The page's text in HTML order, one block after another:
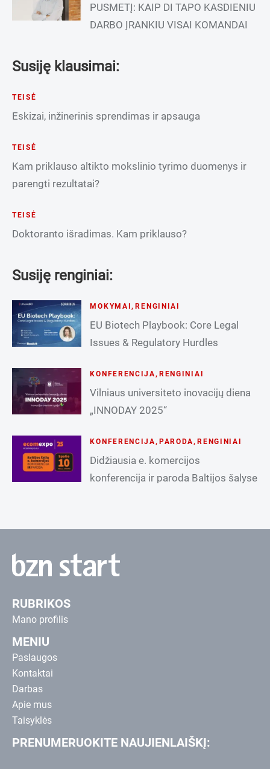
PUSMETĮ: KAIP DI TAPO KASDIENIU
DARBO ĮRANKIU VISAI KOMANDAI
Susiję klausimai:
TEISĖ
Eskizai, inžinerinis sprendimas ir apsauga
TEISĖ
Kam priklauso altikto mokslinio tyrimo duomenys ir
parengti rezultatai?
TEISĖ
Doktoranto išradimas. Kam priklauso?
Susiję renginiai:
MOKYMAI ,RENGINIAI
EU Biotech Playbook: Core Legal
Issues & Regulatory Hurdles
KONFERENCIJA , RENGINIAI
Vilniaus universiteto inovacijų diena
„INNODAY 2025“
KONFERENCIJA , PARODA ,RENGINIAI
Didžiausia e. komercijos
konferencija ir paroda Baltijos šalyse
RUBRIKOS
Mano profilis
MENIU
Paslaugos
Kontaktai
Darbas
Apie mus
Taisyklės
PRENUMERUOKITE NAUJIENLAIŠKĮ: